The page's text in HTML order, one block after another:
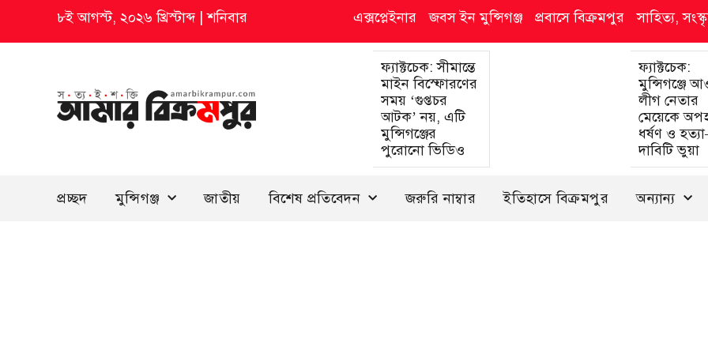
৮ই আগস্ট, ২০২৬ খ্রিস্টাব্দ|শনিবার এক্সপ্লেইনার জবস ইন মুন্সিগঞ্জ প্রবাসে বিক্রমপুর সাহিত্য,
ফ্যাক্টচেক: সীমান্তে
মাইন বিস্ফোরণের
সময় ‘গুপ্তচর
আটক’ নয়, এটি
মুন্সিগঞ্জের
পুরোনো ভিডিও
ফ্যাক্টচেক:
মুন্সিগঞ্জে
লীগ নেতার
মেয়েকে
ধর্ষণ ও
দাবিটি ভুয়া
প্রচ্ছদ মুন্সিগঞ্জ জাতীয় বিশেষ প্রতিবেদন জরুরি নাম্বার ইতিহাসে বিক্রমপুর অন্যান্য